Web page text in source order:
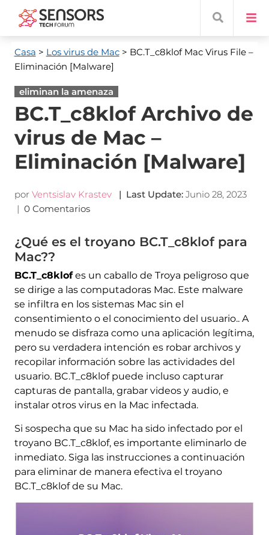
Casa > Los virus de Mac > BC.T_c8klof Mac Virus File–
Eliminación [Malware]
eliminan la amenaza
BC.T_c8klof Archivo de
virus de Mac –
Eliminación [Malware]
por Ventsislav Krastev | Last Update: Junio 28, 2023
| 0 Comentarios
¿Qué es el troyano BC.T_c8klof para
Mac??
BC.T_c8klofes un caballo de Troya peligroso que
se dirige a las computadoras Mac. Este malware
se infiltra en los sistemas Mac sin el
consentimiento o el conocimiento del usuario.. A
menudo se disfraza como una aplicación legítima,
pero su verdadera intención es robar archivos y
recopilar información sobre las actividades del
usuario. BC.T_c8klof puede incluso capturar
capturas de pantalla, grabar videos y audio, e
instalar otros virus en la Mac infectada.
Si sospecha que su Mac ha sido infectado por el
troyano BC.T_c8klof, es importante eliminarlo de
inmediato. Siga las instrucciones a continuación
para eliminar de manera efectiva el troyano
BC.T_c8klof de su Mac.